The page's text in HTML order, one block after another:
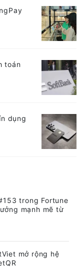
toán
dụng
trong Fortune
mạnh mẽ từ
mở rộng hệ